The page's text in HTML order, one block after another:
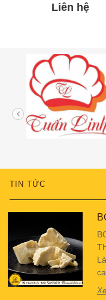
Liên hệ
TIN TỨC